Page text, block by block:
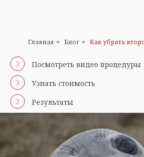
Главная » Блог » Как убрать
Посмотреть видео процедуры
Узнать стоимость
Результаты